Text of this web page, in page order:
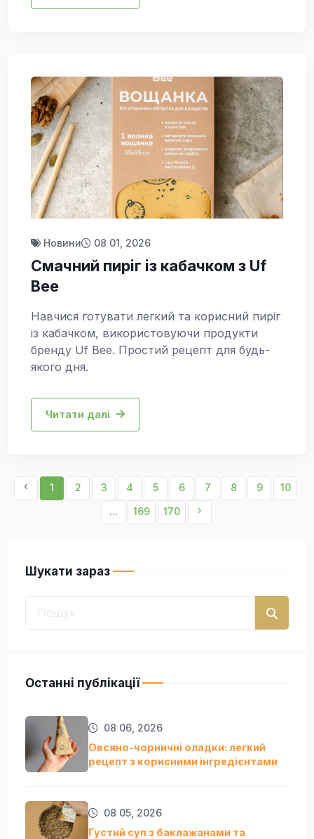
Новини 08 01, 2026
Смачний пиріг із кабачком з Uf
Bee
Навчися готувати легкий та корисний пиріг
із кабачком, використовуючи продукти
бренду Uf Bee. Простий рецепт для будь-
якого дня.
Читати далі
‹ 1 2 3 4 5 6 7 8 9
10
...
169 170 ›
Шукати зараз
Останні публікації
08 06, 2026
Овсяно-чорничні оладки: легкий
рецепт з корисними інгредієнтами
08 05, 2026
Густий суп з баклажанами та